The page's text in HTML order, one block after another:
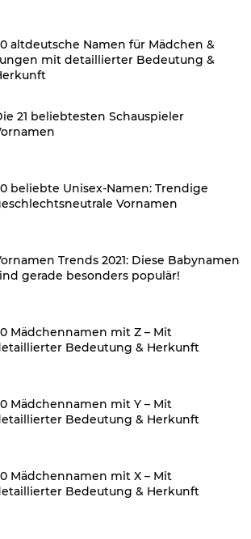
altdeutsche Namen für Mädchen &
mit detaillierter Bedeutung &
21 beliebtesten Schauspieler
beliebte Unisex-Namen: Trendige
Vornamen
Trends 2021: Diese Babynamen
gerade besonders populär!
Mädchennamen mit Z – Mit
Bedeutung & Herkunft
Mädchennamen mit Y – Mit
Bedeutung & Herkunft
Mädchennamen mit X – Mit
Bedeutung & Herkunft